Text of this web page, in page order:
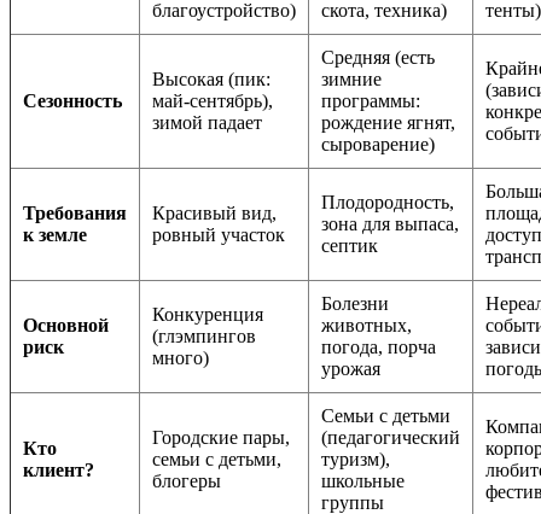
благоустройство) скота, техника) тенты)
Сезонность
Высокая (пик:
май-сентябрь),
зимой падает
Средняя (есть
зимние
программы:
рождение ягнят,
сыроварение)
Требования
к земле
Красивый вид,
ровный участок
Плодородность,
зона для выпаса,
септик
Основной
риск
Конкуренция
(глэмпингов
много)
Болезни
животных,
погода, порча
урожая
Кто
клиент?
Городские пары,
семьи с детьми,
блогеры
Семьи с детьми
(педагогический
туризм),
школьные
группы